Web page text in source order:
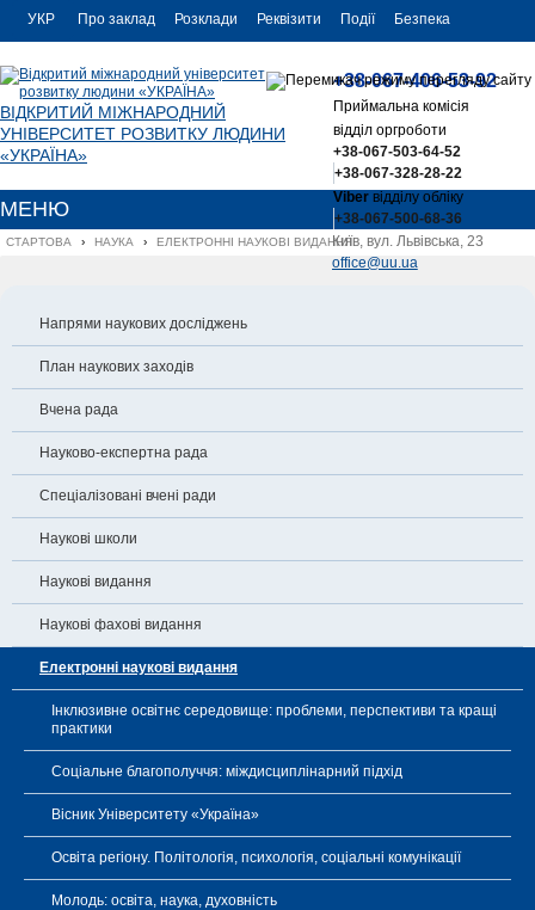
УКР
ENG
Про заклад Розклади Реквізити Події Безпека
ВІДКРИТИЙ МІЖНАРОДНИЙ
УНІВЕРСИТЕТ РОЗВИТКУ ЛЮДИНИ
«УКРАЇНА»
+38-067-406-53-92
Приймальна комісія
відділ оргроботи
+38-067-503-64-52
+38-067-328-28-22
Viberвідділу обліку
+38-067-500-68-36
Київ, вул. Львівська, 23
office@uu.ua
МЕНЮ
СТАРТОВА › НАУКА › ЕЛЕКТРОННІ НАУКОВІ ВИДАННЯ
Напрями наукових досліджень
План наукових заходів
Вчена рада
Науково-експертна рада
Спеціалізовані вчені ради
Наукові школи
Наукові видання
Наукові фахові видання
Електронні наукові видання
Інклюзивне освітнє середовище: проблеми, перспективи та кращі
практики
Соціальне благополуччя: міждисциплінарний підхід
Вісник Університету «Україна»
Освіта регіону. Політологія, психологія, соціальні комунікації
Молодь: освіта, наука, духовність